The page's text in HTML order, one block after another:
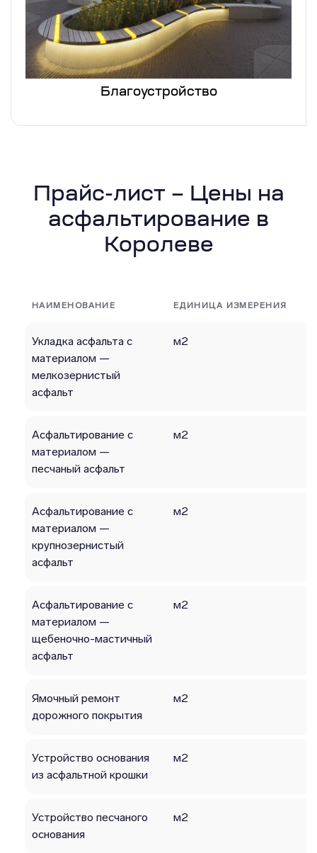
Благоустройство
Прайс-лист – Цены на
асфальтирование в
Королеве
НАИМЕНОВАНИЕ ЕДИНИЦА ИЗМЕРЕНИЯ
Укладка асфальта с
материалом —
мелкозернистый
асфальт
м2
Асфальтирование с
материалом —
песчаный асфальт
м2
Асфальтирование с
материалом —
крупнозернистый
асфальт
м2
Асфальтирование с
материалом —
щебеночно-мастичный
асфальт
м2
Ямочный ремонт
дорожного покрытия
м2
Устройство основания
из асфальтной крошки
м2
Устройство песчаного
основания
м2